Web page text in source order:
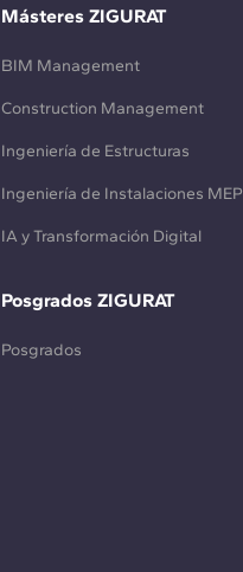
Másteres ZIGURAT
BIM Management
Construction Management
Ingeniería de Estructuras
Ingeniería de Instalaciones MEP
IA y Transformación Digital
Posgrados ZIGURAT
Posgrados